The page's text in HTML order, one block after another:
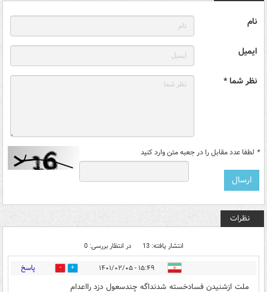
نام
ایمیل
نظر شما *
* لطفا عدد مقابل را در جعبه متن وارد کنید
نظرات
انتشار یافته: 13 در انتظار بررسی: 0
۱۵:۴۹ - ۱۴۰۱/۰۲/۰۵ 13 پاسخ
ملت ازشنیدن فسادخسته شدنداگه چندسعول دزد رااعدام